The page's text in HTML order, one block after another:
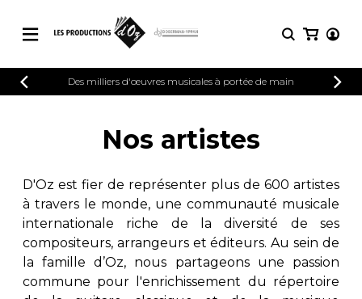
CATALOGUE
riche en œuvres originales et en
arrangements de qualité.
PARTITIONS POUR GUITARE
PARTITIONS POUR AUTRES
CONNEXION
INSCRIPTION
Des milliers d'œuvres musicales à portée de main
riche en œuvres originales et en
arrangements de qualité.
2 guitares
3 guitares
4 guitares
5 guitares et plus
Ensemble de
Orchestre de guitares
Nos artistes
D'Oz est fier de représenter plus de 600 artistes
à travers le monde, une communauté musicale
internationale riche de la diversité de ses
compositeurs, arrangeurs et éditeurs. Au sein de
la famille d’Oz, nous partageons une passion
commune pour l'enrichissement du répertoire